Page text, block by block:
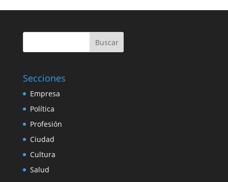
Buscar
Secciones
Empresa
Política
Profesión
Ciudad
Cultura
Salud